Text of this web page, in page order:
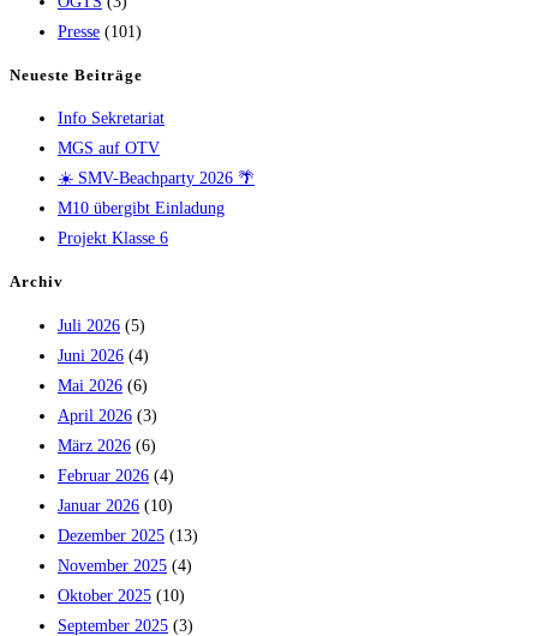
Presse (101)
Neueste Beiträge
Info Sekretariat
MGS auf OTV
☀️ SMV-Beachparty 2026 🌴
M10 übergibt Einladung
Projekt Klasse 6
Archiv
Juli 2026 (5)
Juni 2026 (4)
Mai 2026 (6)
April 2026 (3)
März 2026 (6)
Februar 2026 (4)
Januar 2026 (10)
Dezember 2025 (13)
November 2025 (4)
Oktober 2025 (10)
September 2025 (3)